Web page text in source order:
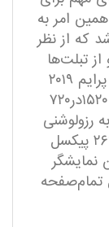
امر به
که از نظر
تبلت‌ها
کوچک‌تر هستند. نمایشگر بزرگ وای ۷ پرایم ۲۰۱۹
دارای پنل IPS است که وضوح تصویر ۱۵۲۰در۷۲۰
رزولوشنی
که این نمایشگر دارد، تراکم پیکسلی ۲۶۹ پیکسل
نمایشگر
تمام‌صفحه